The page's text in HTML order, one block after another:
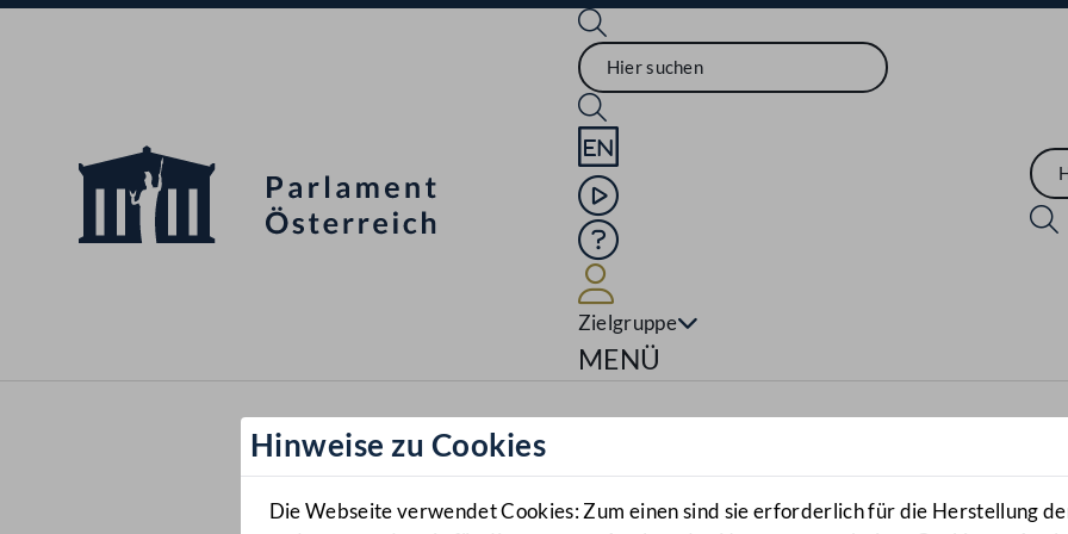
Sprache English
Mediathek
Hilfe
Zielgruppe
Navigationsmenü öffnen
MENÜ
Hinweise zu Cookies
Die Webseite verwendet Cookies: Zum einen sind sie erforderlich für die Herstellung